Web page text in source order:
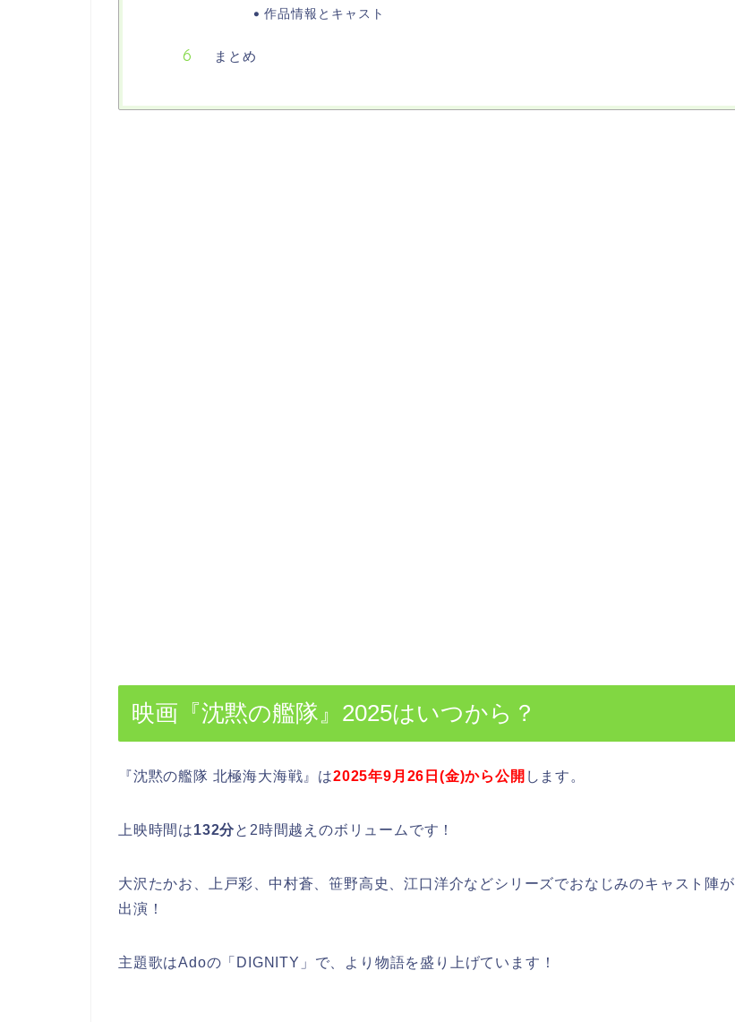
作品情報とキャスト
まとめ
映画『沈黙の艦隊』2025はいつから？
『沈黙の艦隊 北極海大海戦』は2025年9月26日(金)から公開 します。
上映時間は132分と2時間越えのボリュームです！
大沢たかお、上戸彩、中村蒼、笹野高史、江口洋介などシリーズでおなじみのキャスト陣が
出演！
主題歌はAdoの「DIGNITY」で、より物語を盛り上げています！